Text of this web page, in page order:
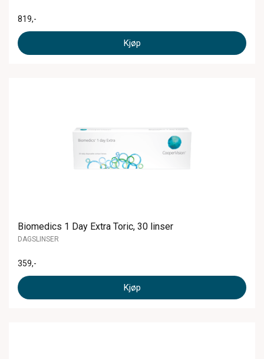
819,-
Kjøp
Biomedics 1 Day Extra Toric, 30 linser
DAGSLINSER
359,-
Kjøp